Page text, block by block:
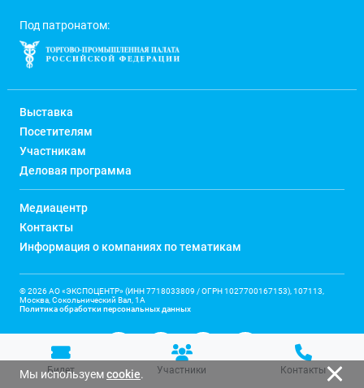
Под патронатом:
Выставка
Посетителям
Участникам
Деловая программа
Медиацентр
Контакты
Информация о компаниях по тематикам
© 2026 АО «ЭКСПОЦЕНТР» (ИНН 7718033809 / ОГРН 1027700167153), 107113,
Москва, Сокольнический Вал, 1А
Политика обработки персональных данных
Билет Участники Контакты
Мы используемcookie.